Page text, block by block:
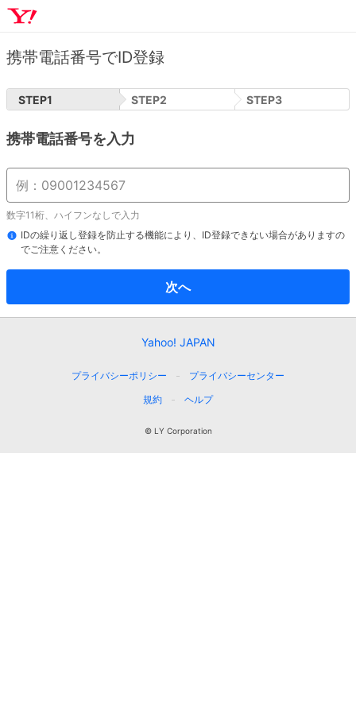
携帯電話番号でID登録
STEP1 STEP2 STEP3
携帯電話番号を入力
数字11桁、ハイフンなしで入力
IDの繰り返し登録を防止する機能により、ID登録できない場合がありますの
でご注意ください。
次へ
Yahoo! JAPAN
プライバシーポリシー
プライバシーセンター
規約
ヘルプ
© LY Corporation